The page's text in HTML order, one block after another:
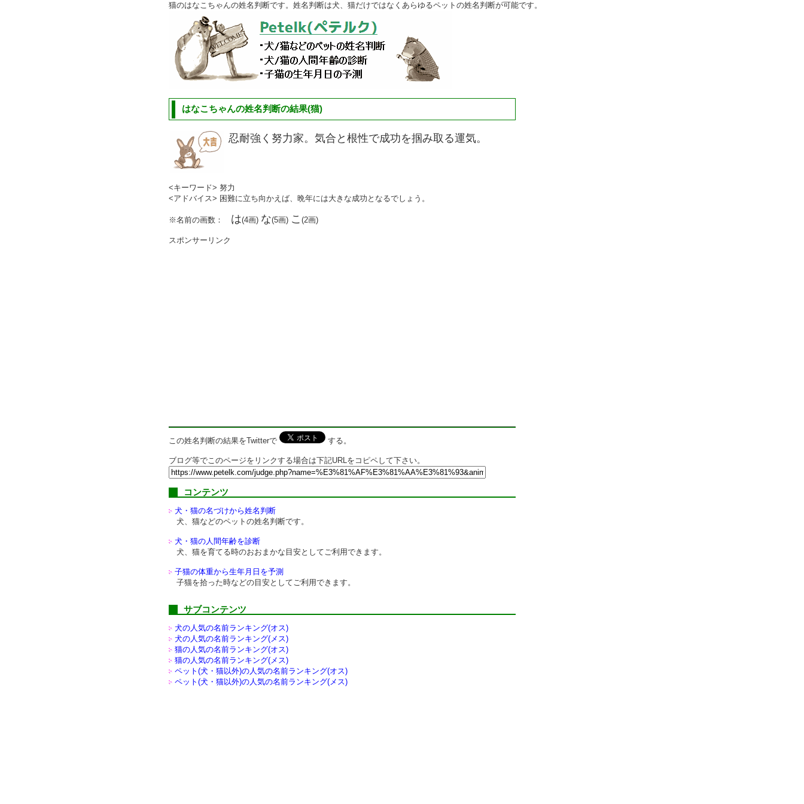
猫のはなこちゃんの姓名判断です。姓名判断は犬、猫だけではなくあらゆるペットの姓名判断が可能です。
はなこちゃんの姓名判断の結果(猫)
忍耐強く努力家。気合と根性で成功を掴み取る運気。
<キーワード> 努力
<アドバイス> 困難に立ち向かえば、晩年には大きな成功となるでしょう。
※名前の画数： は(4画) な(5画) こ (2画)
スポンサーリンク
この姓名判断の結果をTwitterで する。
ブログ等でこのページをリンクする場合は下記URLをコピペして下さい。
コンテンツ
犬・猫の名づけから姓名判断
犬、猫などのペットの姓名判断です。
犬・猫の人間年齢を診断
犬、猫を育てる時のおおまかな目安としてご利用できます。
子猫の体重から生年月日を予測
子猫を拾った時などの目安としてご利用できます。
サブコンテンツ
犬の人気の名前ランキング(オス)
犬の人気の名前ランキング(メス)
猫の人気の名前ランキング(オス)
猫の人気の名前ランキング(メス)
ペット(犬・猫以外)の人気の名前ランキング(オス)
ペット(犬・猫以外)の人気の名前ランキング(メス)